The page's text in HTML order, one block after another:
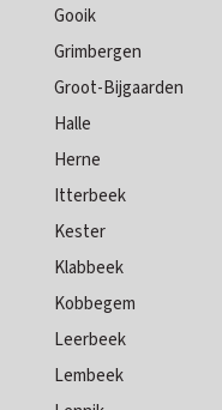
Gooik
Grimbergen
Groot-Bijgaarden
Halle
Herne
Itterbeek
Kester
Klabbeek
Kobbegem
Leerbeek
Lembeek